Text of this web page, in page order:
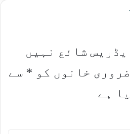
شائع نہیں
ضروری خانوں کو * سے
ہے